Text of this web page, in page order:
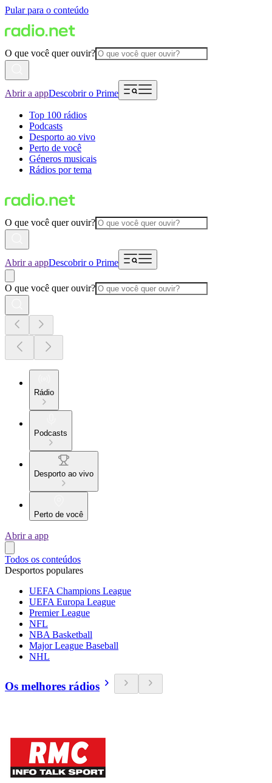
Pular para o conteúdo
O que você quer ouvir?
Abrir a appDescobrir o Prime
Top 100 rádios
Podcasts
Desporto ao vivo
Perto de você
Géneros musicais
Rádios por tema
O que você quer ouvir?
Abrir a appDescobrir o Prime
O que você quer ouvir?
Rádio
Podcasts
Desporto ao vivo
Perto de você
Abrir a app
Todos os conteúdos
Desportos populares
UEFA Champions League
UEFA Europa League
Premier League
NFL
NBA Basketball
Major League Baseball
NHL
Os melhores rádios